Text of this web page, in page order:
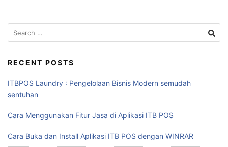
RECENT POSTS
ITBPOS Laundry : Pengelolaan Bisnis Modern semudah
sentuhan
Cara Menggunakan Fitur Jasa di Aplikasi ITB POS
Cara Buka dan Install Aplikasi ITB POS dengan WINRAR